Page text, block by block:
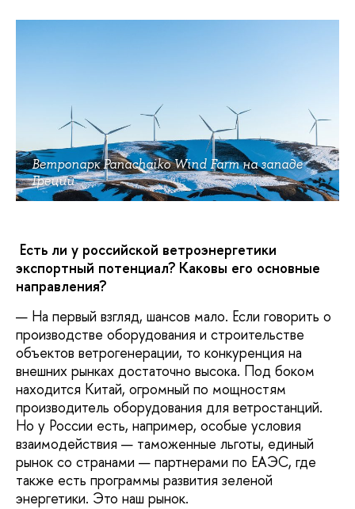
Ветропарк Panachaiko Wind Farm на западе
Греции
Есть ли у российской ветроэнергетики
экспортный потенциал? Каковы его основные
направления?
— На первый взгляд, шансов мало. Если говорить о
производстве оборудования и строительстве
объектов ветрогенерации, то конкуренция на
внешних рынках достаточно высока. Под боком
находится Китай, огромный по мощностям
производитель оборудования для ветростанций.
Но у России есть, например, особые условия
взаимодействия — таможенные льготы, единый
рынок со странами — партнерами по ЕАЭС, где
также есть программы развития зеленой
энергетики. Это наш рынок.